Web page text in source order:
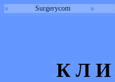
● Surgerycom ●
К Л И